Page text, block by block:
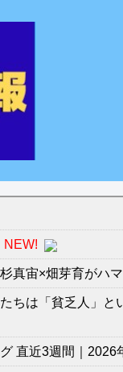
NEW!
真宙×畑芽育がハ
ちは「貧乏人」と
直近3週間｜2026